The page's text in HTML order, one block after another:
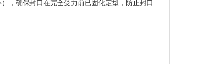
，确保封口在完全受力前已固化定型，防止封口